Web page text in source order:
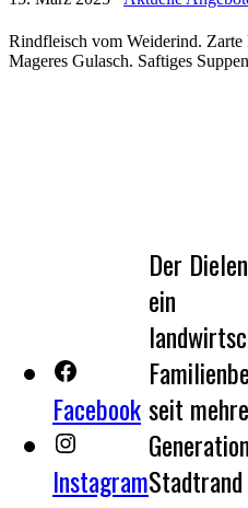
Rindfleisch vom Weiderind. Zarte
Mageres Gulasch. Saftiges
Facebook
Instagram
Der
ein
seit
Stadtrand